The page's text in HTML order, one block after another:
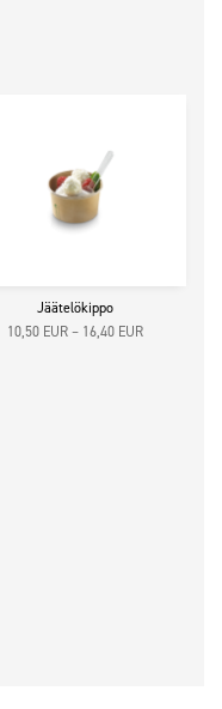
Jäätelökippo
10,50 EUR– 16,40 EURHintaluokka: